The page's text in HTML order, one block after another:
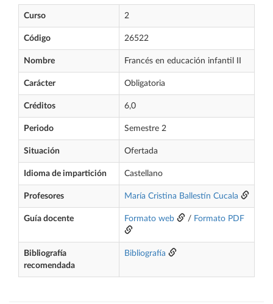
Curso 2
Código 26522
Nombre Francés en educación infantil II
Carácter Obligatoria
Créditos 6,0
Periodo Semestre 2
Situación Ofertada
Idioma de impartición Castellano
Profesores María Cristina Ballestín Cucala
Guía docente Formato web / Formato PDF
Bibliografía
recomendada
Bibliografía